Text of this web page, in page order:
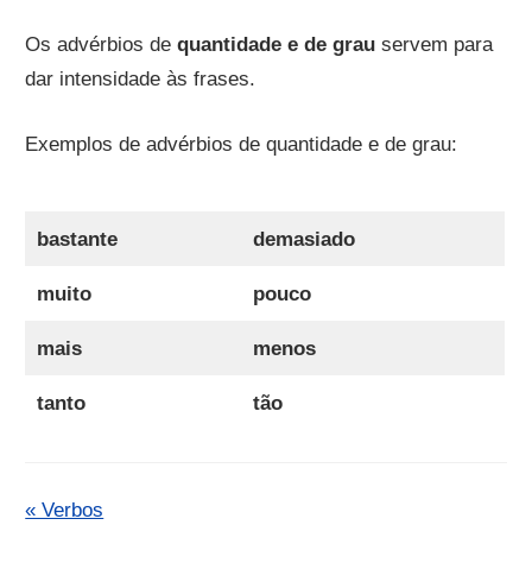
Os advérbios dequantidade e de grau servem para
dar intensidade às frases.
Exemplos de advérbios de quantidade e de grau:
bastante demasiado
muito pouco
mais menos
tanto tão
« Verbos